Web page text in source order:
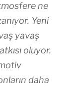
ne
Yeni
yavaş
oluyor.
daha